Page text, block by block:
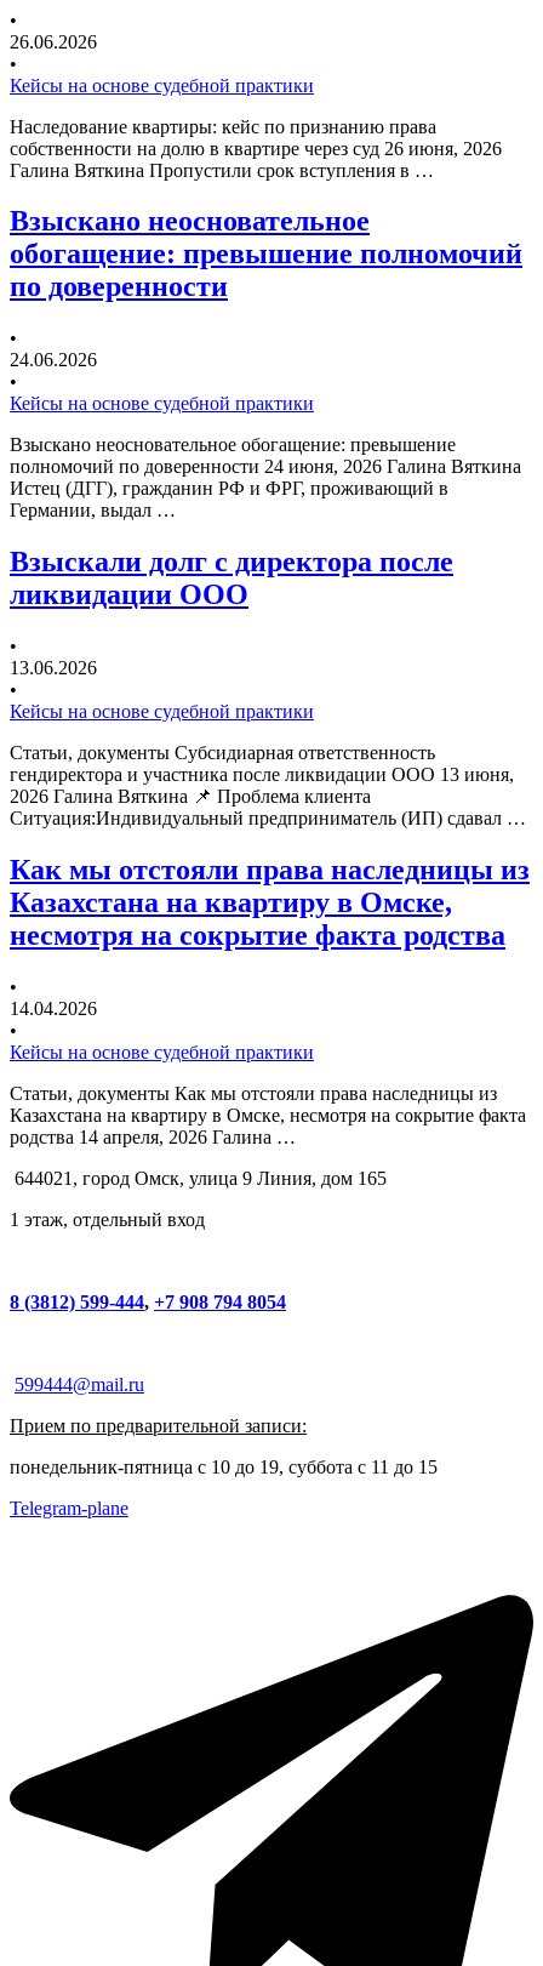
•
26.06.2026
•
Кейсы на основе судебной практики
Наследование квартиры: кейс по признанию права
собственности на долю в квартире через суд 26 июня, 2026
Галина Вяткина Пропустили срок вступления в …
Взыскано неосновательное
обогащение: превышение полномочий
по доверенности
•
24.06.2026
•
Кейсы на основе судебной практики
Взыскано неосновательное обогащение: превышение
полномочий по доверенности 24 июня, 2026 Галина Вяткина
Истец (ДГГ), гражданин РФ и ФРГ, проживающий в
Германии, выдал …
Взыскали долг с директора после
ликвидации ООО
•
13.06.2026
•
Кейсы на основе судебной практики
Статьи, документы Субсидиарная ответственность
гендиректора и участника после ликвидации ООО 13 июня,
2026 Галина Вяткина 📌 Проблема клиента
Ситуация:Индивидуальный предприниматель (ИП) сдавал …
Как мы отстояли права наследницы из
Казахстана на квартиру в Омске,
несмотря на сокрытие факта родства
•
14.04.2026
•
Кейсы на основе судебной практики
Статьи, документы Как мы отстояли права наследницы из
Казахстана на квартиру в Омске, несмотря на сокрытие факта
родства 14 апреля, 2026 Галина …
644021, город Омск, улица 9 Линия, дом 165
1 этаж, отдельный вход
8 (3812) 599-444, +7 908 794 8054
599444@mail.ru
Прием по предварительной записи:
понедельник-пятница с 10 до 19, суббота с 11 до 15
Telegram-plane